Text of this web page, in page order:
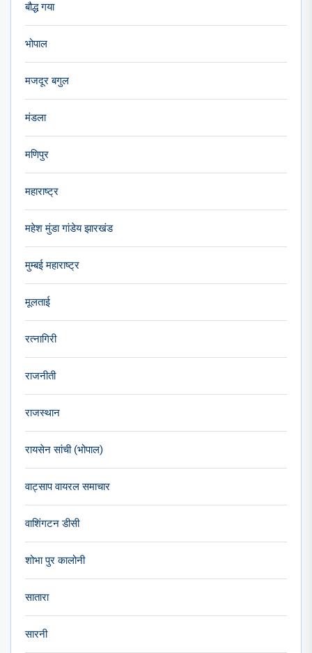
बौद्ध गया
भोपाल
मजदूर बगुल
मंडला
मणिपुर
महाराष्ट्र
महेश मुंडा गांडेय झारखंड
मुम्बई महाराष्ट्र
मूलताई
रत्नागिरी
राजनीती
राजस्थान
रायसेन सांची (भोपाल)
वाट्साप वायरल समाचार
वाशिंगटन डीसी
शोभा पुर कालोनी
सातारा
सारनी